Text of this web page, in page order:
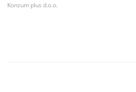
Konzum plus d.o.o.